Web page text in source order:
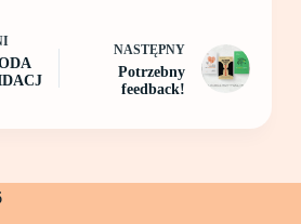
NASTĘPNY
Potrzebny
feedback!